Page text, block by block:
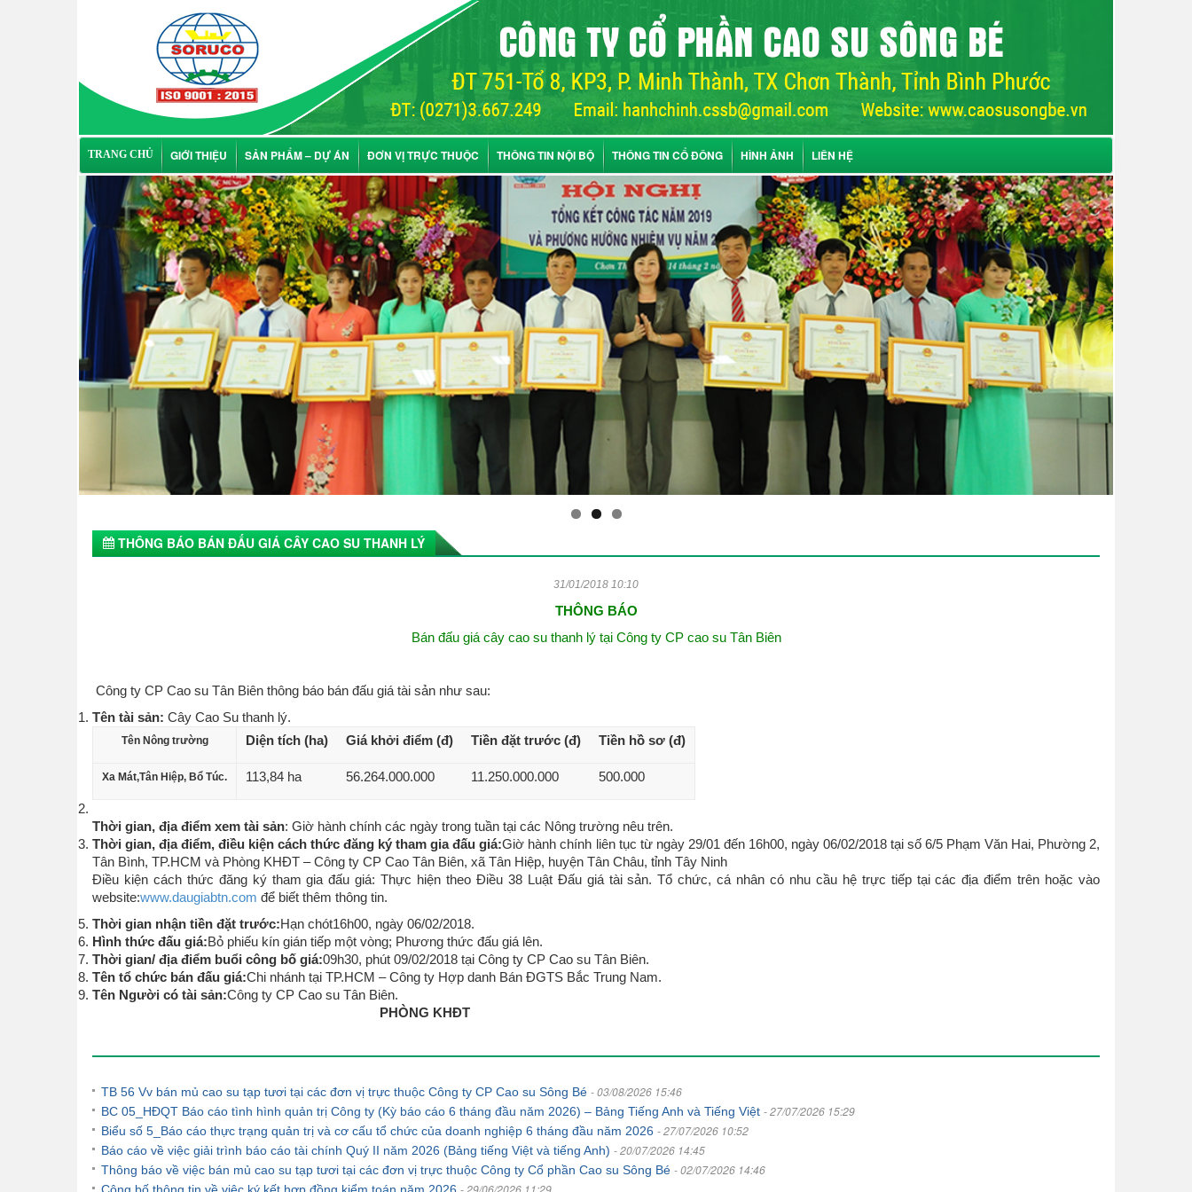
TRANG CHỦ GIỚI THIỆU SẢN PHẨM – DỰ ÁN ĐƠN VỊ TRỰC THUỘC THÔNG TIN NỘI BỘ THÔNG TIN CỔ ĐÔNG HÌNH ẢNH LIÊN HỆ
THÔNG BÁO BÁN ĐẤU GIÁ CÂY CAO SU THANH LÝ
31/01/2018 10:10
THÔNG BÁO
Bán đấu giá cây cao su thanh lý tại Công ty CP cao su Tân Biên
Công ty CP Cao su Tân Biên thông báo bán đấu giá tài sản như sau:
Tên tài sản: Cây Cao Su thanh lý.
Tên Nông trường Diện tích (ha) Giá khởi điểm (đ) Tiền đặt trước (đ) Tiền hồ sơ (đ)
Xa Mát,Tân Hiệp, Bổ Túc. 113,84 ha 56.264.000.000 11.250.000.000 500.000
Thời gian, địa điểm xem tài sản: Giờ hành chính các ngày trong tuần tại các Nông trường nêu trên.
Thời gian, địa điểm, điều kiện cách thức đăng ký tham gia đấu giá:Giờ hành chính liên tục từ ngày 29/01 đến 16h00, ngày 06/02/2018 tại số 6/5 Phạm Văn Hai, Phường 2,
Tân Bình, TP.HCM và Phòng KHĐT – Công ty CP Cao Tân Biên, xã Tân Hiệp, huyện Tân Châu, tỉnh Tây Ninh
Điều kiện cách thức đăng ký tham gia đấu giá: Thực hiện theo Điều 38 Luật Đấu giá tài sản. Tổ chức, cá nhân có nhu cầu hệ trực tiếp tại các địa điểm trên hoặc vào
website:www.daugiabtn.com để biết thêm thông tin.
Thời gian nhận tiền đặt trước:Hạn chót16h00, ngày 06/02/2018.
Hình thức đấu giá:Bỏ phiếu kín gián tiếp một vòng; Phương thức đấu giá lên.
Thời gian/ địa điểm buổi công bố giá:09h30, phút 09/02/2018 tại Công ty CP Cao su Tân Biên.
Tên tổ chức bán đấu giá:Chi nhánh tại TP.HCM – Công ty Hợp danh Bán ĐGTS Bắc Trung Nam.
Tên Người có tài sản:Công ty CP Cao su Tân Biên.
PHÒNG KHĐT
TB 56 Vv bán mủ cao su tạp tươi tại các đơn vị trực thuộc Công ty CP Cao su Sông Bé - 03/08/2026 15:46
BC 05_HĐQT Báo cáo tình hình quản trị Công ty (Kỳ báo cáo 6 tháng đầu năm 2026) – Bảng Tiếng Anh và Tiếng Việt - 27/07/2026 15:29
Biểu số 5_Báo cáo thực trạng quản trị và cơ cấu tổ chức của doanh nghiệp 6 tháng đầu năm 2026 - 27/07/2026 10:52
Báo cáo về việc giải trình báo cáo tài chính Quý II năm 2026 (Bảng tiếng Việt và tiếng Anh) - 20/07/2026 14:45
Thông báo về việc bán mủ cao su tạp tươi tại các đơn vị trực thuộc Công ty Cổ phần Cao su Sông Bé - 02/07/2026 14:46
- 29/06/2026 11:29